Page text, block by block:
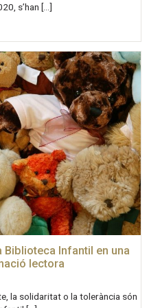
s’han […]
Biblioteca Infantil en una
lectora
la solidaritat o la tolerància són